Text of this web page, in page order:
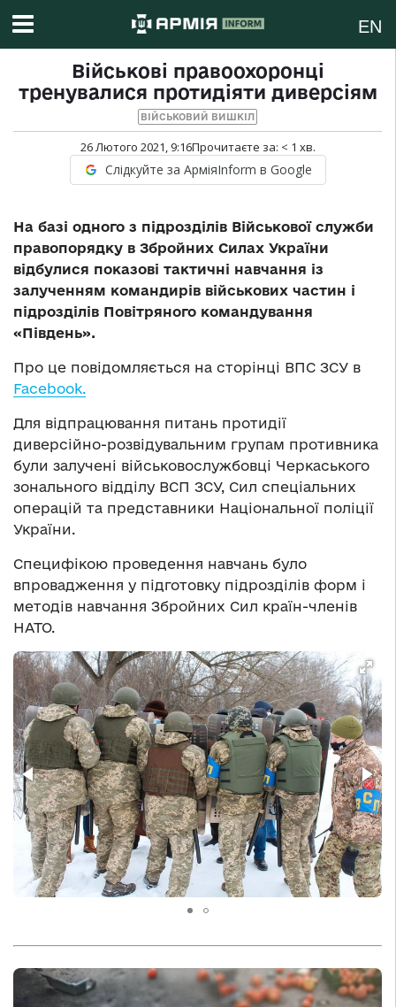
EN
Військові правоохоронці
тренувалися протидіяти диверсіям
ВІЙСЬКОВИЙ ВИШКІЛ
26 Лютого 2021, 9:16Прочитаєте за: < 1 хв.
Слідкуйте за АрміяInform в Google
На базі одного з підрозділів Військової служби
правопорядку в Збройних Силах України
відбулися показові тактичні навчання із
залученням командирів військових частин і
підрозділів Повітряного командування
«Південь».
Про це повідомляється на сторінці ВПС ЗСУ в
Facebook.
Для відпрацювання питань протидії
диверсійно-розвідувальним групам противника
були залучені військовослужбовці Черкаського
зонального відділу ВСП ЗСУ, Сил спеціальних
операцій та представники Національної поліції
України.
Специфікою проведення навчань було
впровадження у підготовку підрозділів форм і
методів навчання Збройних Сил країн-членів
НАТО.